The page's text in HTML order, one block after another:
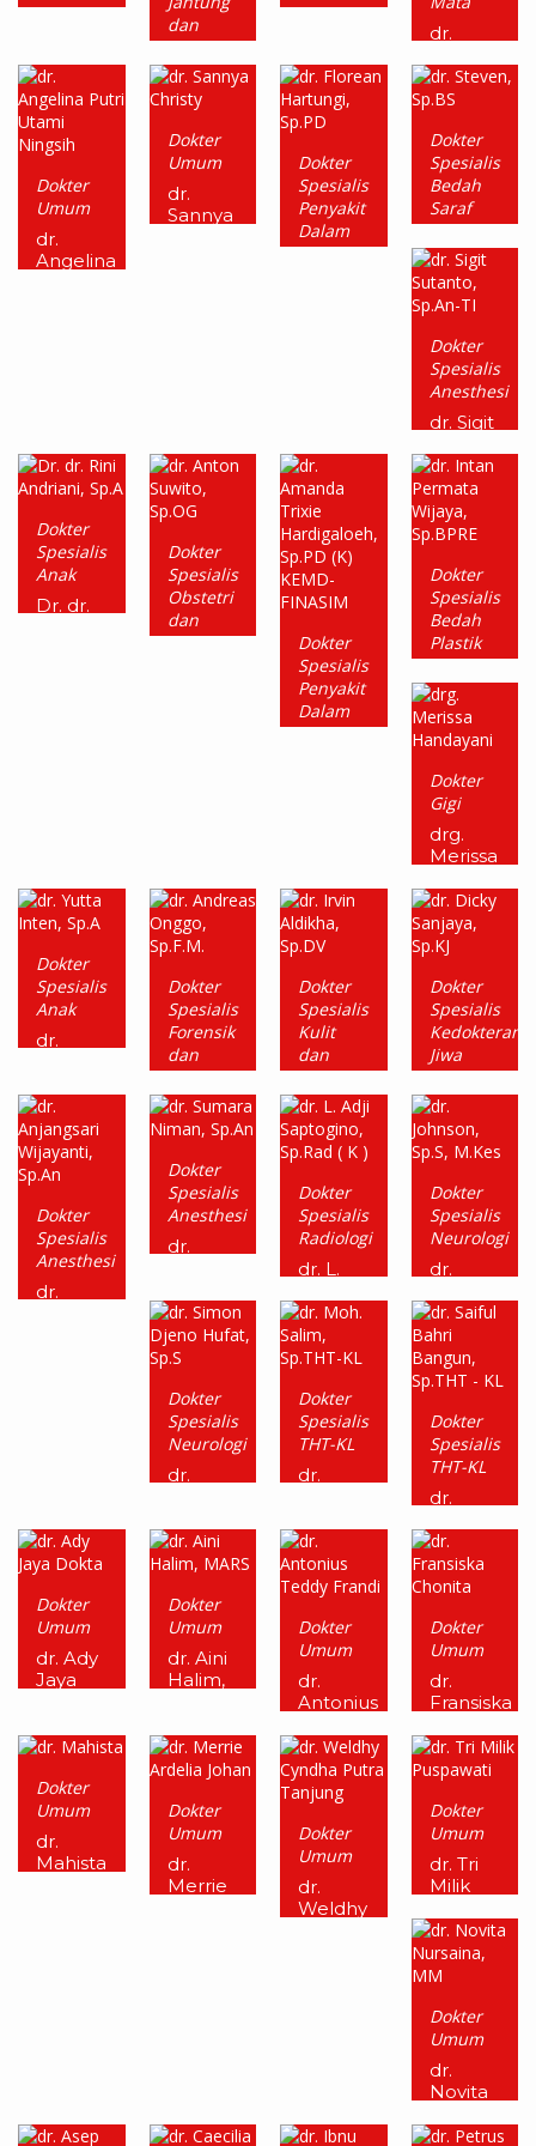
Konsultan
dr.
Darmawan,
M.Kes,
SpPD-
KGH,
FINASIM
dan
Pembuluh
Darah
Konsultan
Aritmia
dr.
Alice
Inda
Supit,
Ginekologi
Nadya
Ophelia
Shalome
Nurdin,
Sp.OG
dr.
Widya
Putri,
Dokter
Umum
dr.
Angelina
Dokter
Umum
dr.
Sannya
Dokter
Spesialis
Penyakit
Dalam
Dokter
Spesialis
Bedah
Saraf
Steven,
Sp.BS
Dokter
Spesialis
Anesthesi
dr. Sigit
Sp.An-
TI
Dokter
Spesialis
Anak
Dr. dr.
Dokter
Spesialis
Obstetri
dan
Ginekologi
Dokter
Spesialis
Penyakit
Dalam
Konsultan
Hardigaloeh,
Sp.PD
(K)
FINASIM
Dokter
Spesialis
Bedah
Plastik
Rekonstruksi
dan
Estetik
dr.
Permata
Wijaya,
Sp.BPRE
Dokter
Gigi
drg.
Merissa
Dokter
Spesialis
Anak
dr.
Sp.A
Dokter
Spesialis
Forensik
dan
Medikolegal
dr.
Andreas
Sp.F.M.
Dokter
Spesialis
Kulit
dan
Kelamin
dr. Irvin
Aldikha,
Sp.DV
Dokter
Spesialis
Kedokteran
Jiwa
Dicky
Sanjaya,
Sp.KJ
Dokter
Spesialis
Anesthesi
dr.
Dokter
Spesialis
Anesthesi
dr.
Sp.An
Dokter
Spesialis
Radiologi
dr. L.
Saptogino,
Sp.Rad
( K )
Dokter
Spesialis
Neurologi
dr.
Sp.S,
M.Kes
Dokter
Spesialis
Neurologi
dr.
Hufat,
Sp.S
Dokter
Spesialis
THT-KL
dr.
Sp.THT-
KL
Dokter
Spesialis
THT-KL
dr.
Bahri
Bangun,
Sp.THT
Dokter
Umum
dr. Ady
Jaya
Dokter
Umum
dr. Aini
Halim,
Dokter
Umum
dr.
Antonius
Frandi
Dokter
Umum
dr.
Fransiska
Dokter
Umum
dr.
Mahista
Dokter
Umum
dr.
Merrie
Dokter
Umum
dr.
Weldhy
Dokter
Umum
dr. Tri
Milik
Dokter
Umum
dr.
Novita
MM